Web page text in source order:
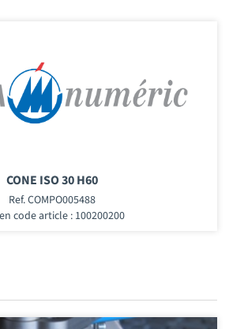
CONE ISO 30 H60
Ref. COMPO005488
code article : 100200200